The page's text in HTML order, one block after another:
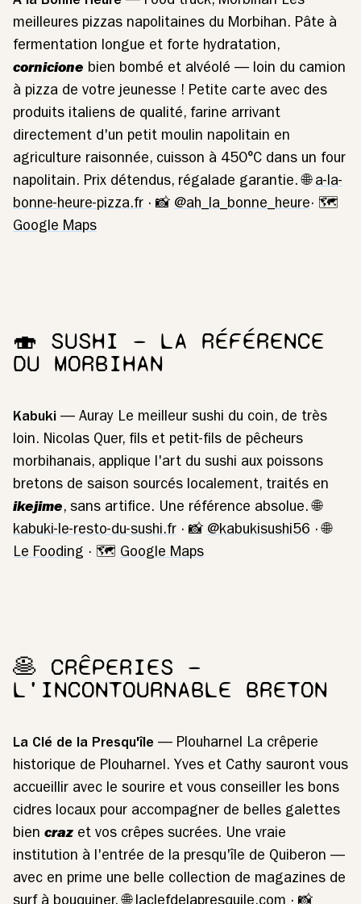
meilleures pizzas napolitaines du Morbihan. Pâte à
fermentation longue et forte hydratation,
cornicione bien bombé et alvéolé — loin du camion
à pizza de votre jeunesse ! Petite carte avec des
produits italiens de qualité, farine arrivant
directement d'un petit moulin napolitain en
agriculture raisonnée, cuisson à 450°C dans un four
napolitain. Prix détendus, régalade garantie. 🌐 a-la-
bonne-heure-pizza.fr · 📸 @ah_la_bonne_heure· 🗺️
Google Maps
🍣 SUSHI — LA RÉFÉRENCE
DU MORBIHAN
Kabuki — Auray Le meilleur sushi du coin, de très
loin. Nicolas Quer, fils et petit-fils de pêcheurs
morbihanais, applique l'art du sushi aux poissons
bretons de saison sourcés localement, traités en
ikejime, sans artifice. Une référence absolue. 🌐
kabuki-le-resto-du-sushi.fr · 📸 @kabukisushi56 · 🌐
Le Fooding · 🗺️ Google Maps
🥞 CRÊPERIES —
L'INCONTOURNABLE BRETON
La Clé de la Presqu'île — Plouharnel La crêperie
historique de Plouharnel. Yves et Cathy sauront vous
accueillir avec le sourire et vous conseiller les bons
cidres locaux pour accompagner de belles galettes
bien craz et vos crêpes sucrées. Une vraie
institution à l'entrée de la presqu'île de Quiberon —
avec en prime une belle collection de magazines de